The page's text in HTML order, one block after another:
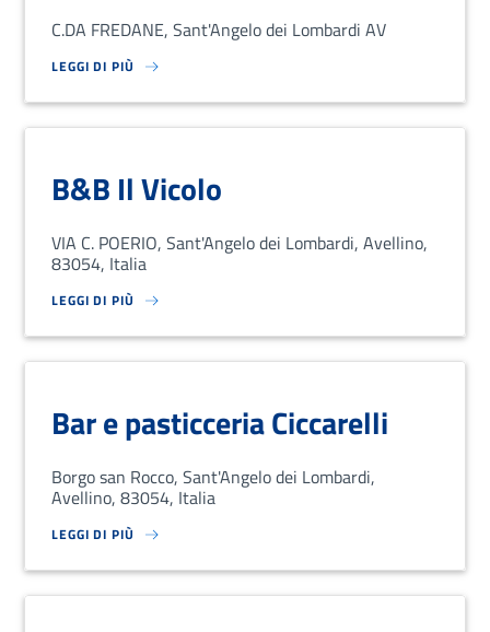
C.DA FREDANE, Sant'Angelo dei Lombardi AV
LEGGI DI PIÙ
SU LOREM IPSUM DOLOR SIT AMET, CONSECTETUR ADIPISCING
B&B Il Vicolo
VIA C. POERIO, Sant'Angelo dei Lombardi, Avellino,
83054, Italia
LEGGI DI PIÙ
SU LOREM IPSUM DOLOR SIT AMET, CONSECTETUR ADIPISCING
Bar e pasticceria Ciccarelli
Borgo san Rocco, Sant'Angelo dei Lombardi,
Avellino, 83054, Italia
LEGGI DI PIÙ
SU LOREM IPSUM DOLOR SIT AMET, CONSECTETUR ADIPISCING